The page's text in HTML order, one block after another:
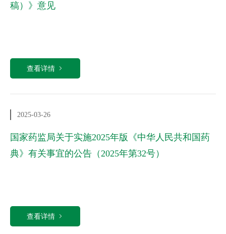
稿）》意见
查看详情
2025-03-26
国家药监局关于实施2025年版《中华人民共和国药
典》有关事宜的公告（2025年第32号）
查看详情